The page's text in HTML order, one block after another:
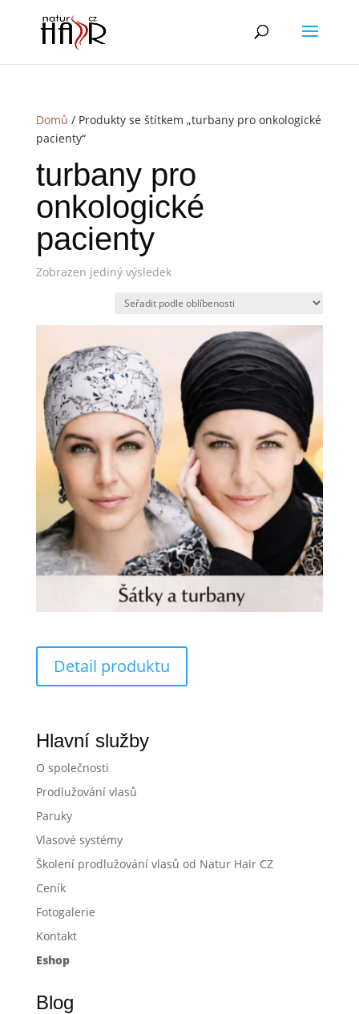
Domů / Produkty se štítkem „turbany pro onkologické
pacienty“
turbany pro
onkologické
pacienty
Zobrazen jediný výsledek
Detail produktu
Hlavní služby
O společnosti
Prodlužování vlasů
Paruky
Vlasové systémy
Školení prodlužování vlasů od Natur Hair CZ
Ceník
Fotogalerie
Kontakt
Eshop
Blog